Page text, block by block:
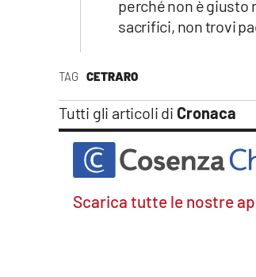
Vai
TAG CETRARO
Tutti gli articoli di Cronaca
perché non è giusto
sacrifici, non trovi
Scarica tutte le nostre